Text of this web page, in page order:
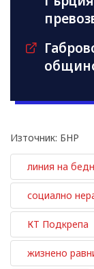
Източник: БНР
линия на
социално
КТ Подкрепа
жизнено